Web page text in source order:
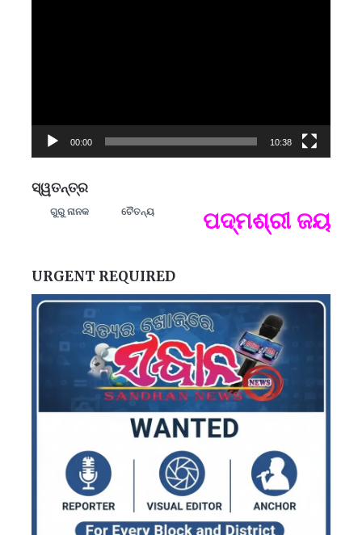
00:00 10:38
ସ୍ୱତନ୍ତ୍ର
ଗୁରୁ ନାନକ ଚୈତନ୍ୟ ପଦ୍ମଶ୍ରୀ ଜୟନ୍ତ
URGENT REQUIRED